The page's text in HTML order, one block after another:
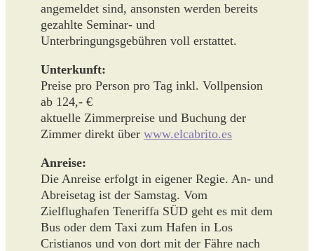
angemeldet sind, ansonsten werden bereits
gezahlte Seminar- und
Unterbringungsgebühren voll erstattet.
Unterkunft:
Preise pro Person pro Tag inkl. Vollpension
ab 124,- €
aktuelle Zimmerpreise und Buchung der
Zimmer direkt über www.elcabrito.es
Anreise:
Die Anreise erfolgt in eigener Regie. An- und
Abreisetag ist der Samstag. Vom
Zielflughafen Teneriffa SÜD geht es mit dem
Bus oder dem Taxi zum Hafen in Los
Cristianos und von dort mit der Fähre nach